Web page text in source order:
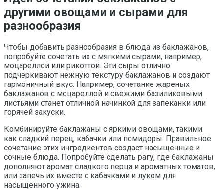
другими овощами и сырами для
разнообразия
Чтобы добавить разнообразия в блюда из баклажанов,
попробуйте сочетать их с мягкими сырами, например,
моцареллой или рикоттой. Эти сыры отлично
подчеркивают нежную текстуру баклажанов и создают
гармоничный вкус. Например, сочетание жареных
баклажанов с моцареллой и свежими базиликовыми
листьями станет отличной начинкой для запеканки или
горячей закуски.
Комбинируйте баклажаны с яркими овощами, такими
как сладкий перец, кабачки или помидоры. Правильное
сочетание этих ингредиентов создаст насыщенные и
сочные блюда. Попробуйте сделать рагу, где баклажаны
дополняют аромат сладкого перца и ароматных томатов,
или запечь их вместе с кабачками и луком для
насыщенного ужина.